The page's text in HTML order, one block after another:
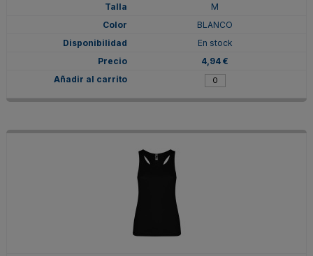
M
BLANCO
En stock
4,94 €